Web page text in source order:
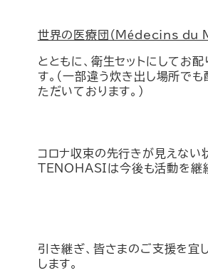
世界の医療団（Médecins du
とともに、衛生セットにしてお配
す。（一部違う炊き出し場所で
ただいております。）
コロナ収束の先行きが見えない
TENOHASIは今後も活動を継
引き継ぎ、皆さまのご支援を宜
します。